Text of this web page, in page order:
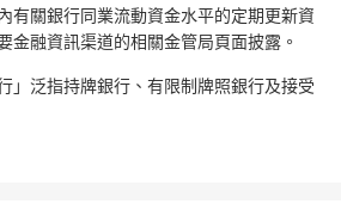
有關銀行同業流動資金水平的定期更新資
金融資訊渠道的相關金管局頁面披露。
」泛指持牌銀行、有限制牌照銀行及接受